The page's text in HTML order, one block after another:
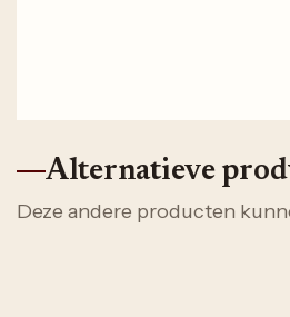
Alternatieve
Deze andere producten